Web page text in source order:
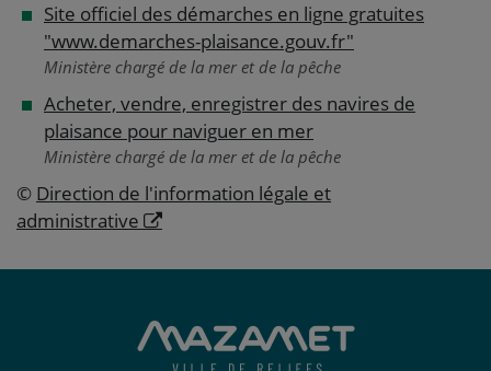
Site officiel des démarches en ligne gratuites
"www.demarches-plaisance.gouv.fr"
Ministère chargé de la mer et de la pêche
Acheter, vendre, enregistrer des navires de
plaisance pour naviguer en mer
Ministère chargé de la mer et de la pêche
© Direction de l'information légale et
administrative